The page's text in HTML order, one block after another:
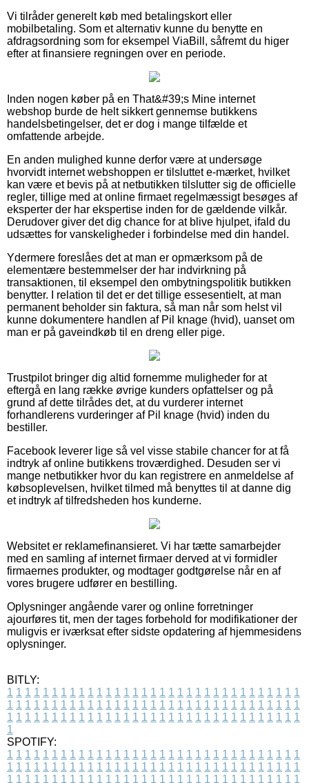
Vi tilråder generelt køb med betalingskort eller
mobilbetaling. Som et alternativ kunne du benytte en
afdragsordning som for eksempel ViaBill, såfremt du higer
efter at finansiere regningen over en periode.
Inden nogen køber på en That&#39;s Mine internet
webshop burde de helt sikkert gennemse butikkens
handelsbetingelser, det er dog i mange tilfælde et
omfattende arbejde.
En anden mulighed kunne derfor være at undersøge
hvorvidt internet webshoppen er tilsluttet e-mærket, hvilket
kan være et bevis på at netbutikken tilslutter sig de officielle
regler, tillige med at online firmaet regelmæssigt besøges af
eksperter der har ekspertise inden for de gældende vilkår.
Derudover giver det dig chance for at blive hjulpet, ifald du
udsættes for vanskeligheder i forbindelse med din handel.
Ydermere foreslåes det at man er opmærksom på de
elementære bestemmelser der har indvirkning på
transaktionen, til eksempel den ombytningspolitik butikken
benytter. I relation til det er det tillige essesentielt, at man
permanent beholder sin faktura, så man når som helst vil
kunne dokumentere handlen af Pil knage (hvid), uanset om
man er på gaveindkøb til en dreng eller pige.
Trustpilot bringer dig altid fornemme muligheder for at
eftergå en lang række øvrige kunders opfattelser og på
grund af dette tilrådes det, at du vurderer internet
forhandlerens vurderinger af Pil knage (hvid) inden du
bestiller.
Facebook leverer lige så vel visse stabile chancer for at få
indtryk af online butikkens troværdighed. Desuden ser vi
mange netbutikker hvor du kan registrere en anmeldelse af
købsoplevelsen, hvilket tilmed må benyttes til at danne dig
et indtryk af tilfredsheden hos kunderne.
Websitet er reklamefinansieret. Vi har tætte samarbejder
med en samling af internet firmaer derved at vi formidler
firmaernes produkter, og modtager godtgørelse når en af
vores brugere udfører en bestilling.
Oplysninger angående varer og online forretninger
ajourføres tit, men der tages forbehold for modifikationer der
muligvis er iværksat efter sidste opdatering af hjemmesidens
oplysninger.
BITLY:
1 1 1 1 1 1 1 1 1 1 1 1 1 1 1 1 1 1 1 1 1 1 1 1 1 1 1 1 1 1 1 1 1
1 1 1 1 1 1 1 1 1 1 1 1 1 1 1 1 1 1 1 1 1 1 1 1 1 1 1 1 1 1 1 1 1
1 1 1 1 1 1 1 1 1 1 1 1 1 1 1 1 1 1 1 1 1 1 1 1 1 1 1 1 1 1 1 1 1
1
SPOTIFY:
1 1 1 1 1 1 1 1 1 1 1 1 1 1 1 1 1 1 1 1 1 1 1 1 1 1 1 1 1 1 1 1 1
1 1 1 1 1 1 1 1 1 1 1 1 1 1 1 1 1 1 1 1 1 1 1 1 1 1 1 1 1 1 1 1 1
1 1 1 1 1 1 1 1 1 1 1 1 1 1 1 1 1 1 1 1 1 1 1 1 1 1 1 1 1 1 1 1 1